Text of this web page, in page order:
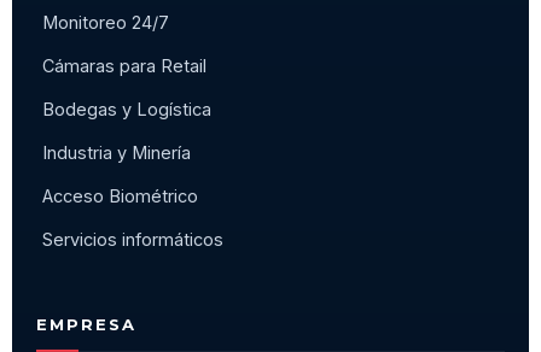
Monitoreo 24/7
Cámaras para Retail
Bodegas y Logística
Industria y Minería
Acceso Biométrico
Servicios informáticos
EMPRESA